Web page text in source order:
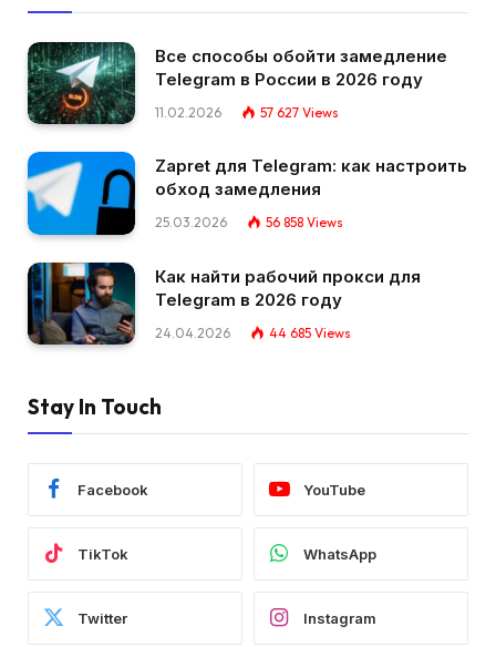
Все способы обойти замедление
Telegram в России в 2026 году
11.02.2026 57 627 Views
Zapret для Telegram: как настроить
обход замедления
25.03.2026 56 858 Views
Как найти рабочий прокси для
Telegram в 2026 году
24.04.2026 44 685 Views
Stay In Touch
Facebook YouTube
TikTok WhatsApp
Twitter Instagram